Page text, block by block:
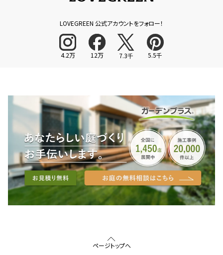
LOVEGREEN 公式アカウントをフォロー！
4.2万 12万 7.3千 5.5千
ページトップへ